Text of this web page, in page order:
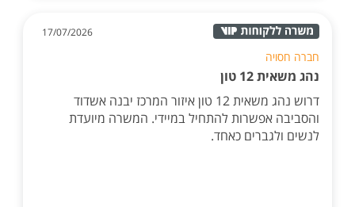
17/07/2026
חברה חסויה
נהג משאית 12 טון
דרוש נהג משאית 12 טון איזור המרכז יבנה אשדוד
והסביבה אפשרות להתחיל במיידי. המשרה מיועדת
לנשים ולגברים כאחד.